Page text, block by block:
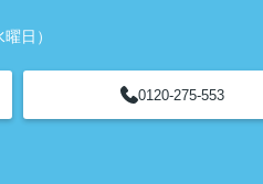
日）
0120-275-553